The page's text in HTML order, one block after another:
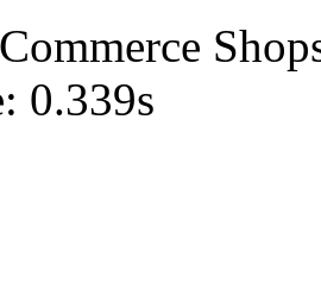
0.339s